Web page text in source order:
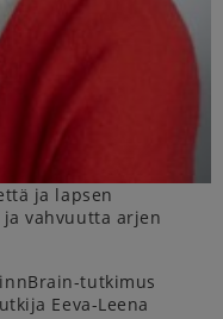
ja lapsen
vahvuutta arjen
tutkimus
Eeva-Leena